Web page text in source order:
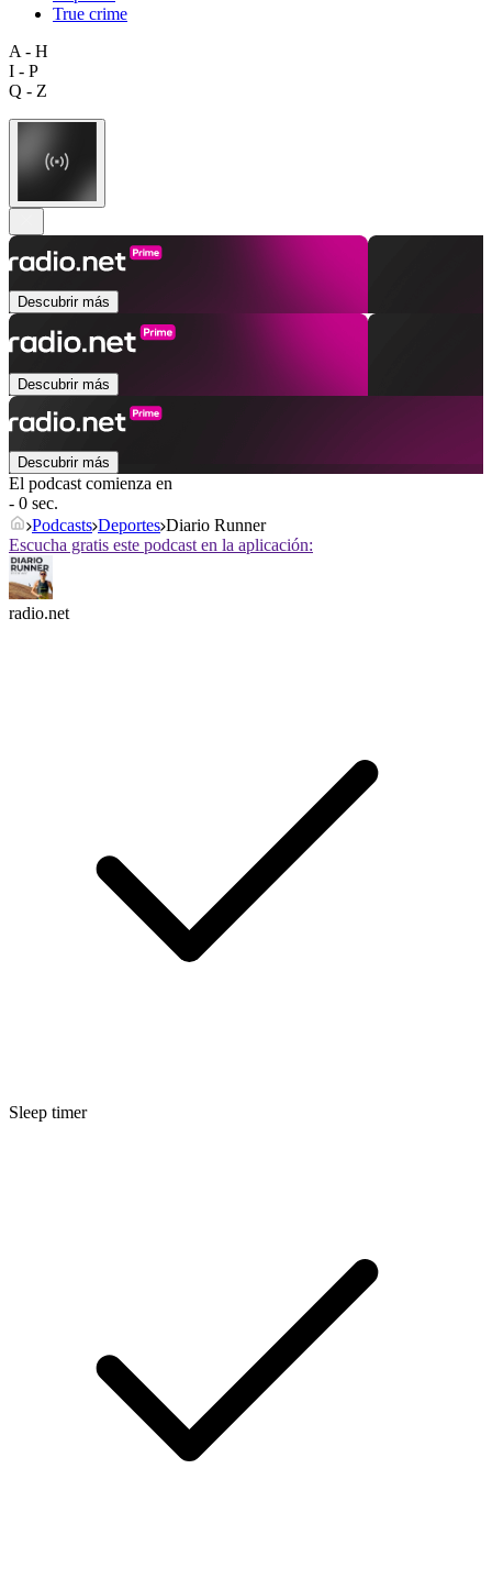
True crime
A - H
I - P
Q - Z
Descubrir más
Descubrir más
Descubrir más
El podcast comienza en
- 0 sec.
Podcasts Deportes Diario Runner
Escucha gratis este podcast en la aplicación:
radio.net
Sleep timer